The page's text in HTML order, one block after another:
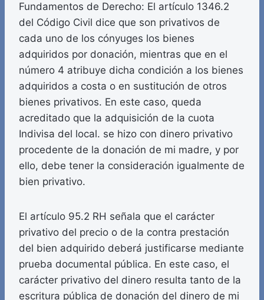
Fundamentos de Derecho: El artículo 1346.2
del Código Civil dice que son privativos de
cada uno de los cónyuges los bienes
adquiridos por donación, mientras que en el
número 4 atribuye dicha condición a los bienes
adquiridos a costa o en sustitución de otros
bienes privativos. En este caso, queda
acreditado que la adquisición de la cuota
Indivisa del local. se hizo con dinero privativo
procedente de la donación de mi madre, y por
ello, debe tener la consideración igualmente de
bien privativo.
El artículo 95.2 RH señala que el carácter
privativo del precio o de la contra prestación
del bien adquirido deberá justificarse mediante
prueba documental pública. En este caso, el
carácter privativo del dinero resulta tanto de la
escritura pública de donación del dinero de mi